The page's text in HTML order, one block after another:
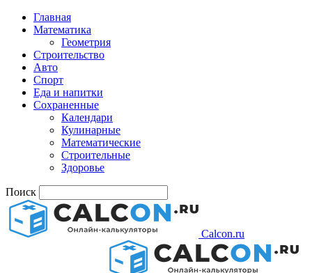
Главная
Математика
Геометрия
Строительство
Авто
Спорт
Еда и напитки
Сохраненные
Календари
Кулинарные
Математические
Строительные
Здоровье
Поиск
Calcon.ru